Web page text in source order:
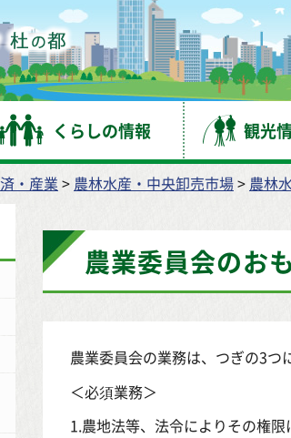
仙台市
くらしの情報 観光
・産業 > 農林水産・中央卸売市場> 農林
農業委員会のお
農業委員会の業務は、つぎの3つ
＜必須業務＞
1.農地法等、法令によりその権